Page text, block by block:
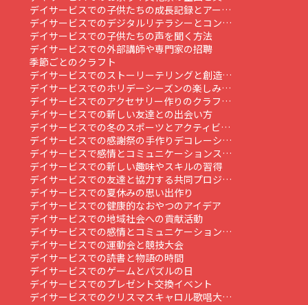
デイサービスでの子供たちの成長記録とアー…
デイサービスでのデジタルリテラシーとコン…
デイサービスでの子供たちの声を聞く方法
デイサービスでの外部講師や専門家の招聘
季節ごとのクラフト
デイサービスでのストーリーテリングと創造…
デイサービスでのホリデーシーズンの楽しみ…
デイサービスでのアクセサリー作りのクラフ…
デイサービスでの新しい友達との出会い方
デイサービスでの冬のスポーツとアクティビ…
デイサービスでの感謝祭の手作りデコレーシ…
デイサービスで感情とコミュニケーションス…
デイサービスでの新しい趣味やスキルの習得
デイサービスでの友達と協力する共同プロジ…
デイサービスでの夏休みの思い出作り
デイサービスでの健康的なおやつのアイデア
デイサービスでの地域社会への貢献活動
デイサービスでの感情とコミュニケーション…
デイサービスでの運動会と競技大会
デイサービスでの読書と物語の時間
デイサービスでのゲームとパズルの日
デイサービスでのプレゼント交換イベント
デイサービスでのクリスマスキャロル歌唱大…